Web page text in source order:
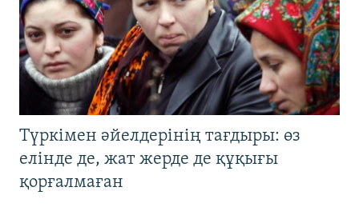
Түркімен әйелдерінің тағдыры: өз
елінде де, жат жерде де құқығы
қорғалмаған